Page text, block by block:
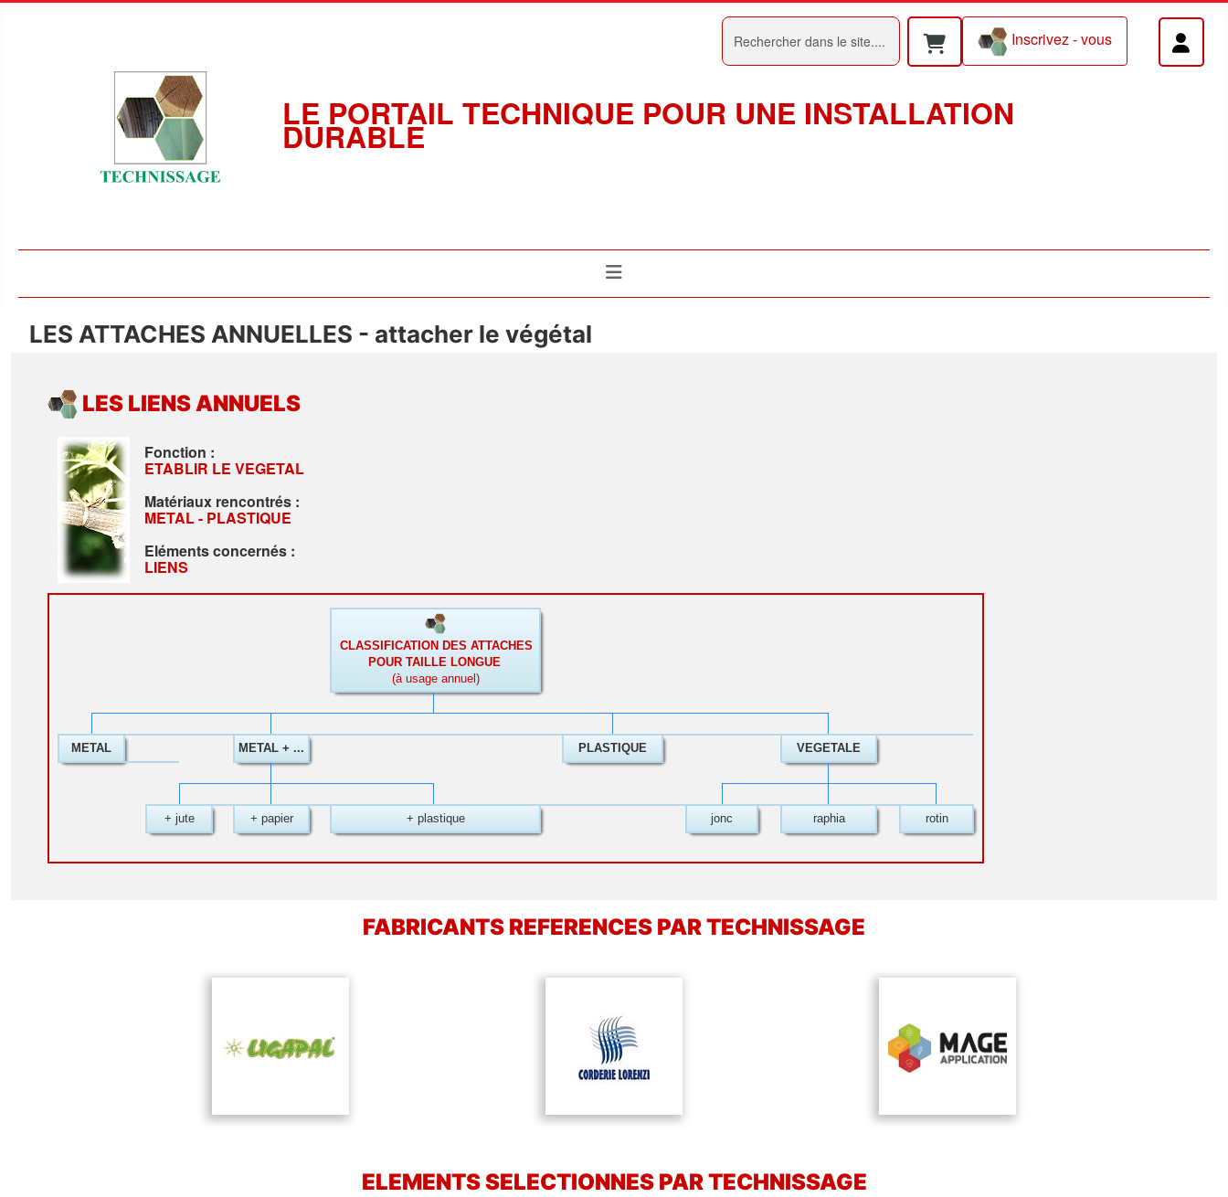
Inscrivez - vous
LE PORTAIL TECHNIQUE POUR UNE INSTALLATION
DURABLE
LES ATTACHES ANNUELLES - attacher le végétal
LES LIENS ANNUELS
Fonction :
ETABLIR LE VEGETAL
Matériaux rencontrés :
METAL - PLASTIQUE
Eléments concernés :
LIENS
CLASSIFICATION DES ATTACHES
POUR TAILLE LONGUE
(à usage annuel)
METAL METAL + ... PLASTIQUE VEGETALE
+ jute + papier + plastique jonc raphia rotin
FABRICANTS REFERENCES PAR TECHNISSAGE
ELEMENTS SELECTIONNES PAR TECHNISSAGE